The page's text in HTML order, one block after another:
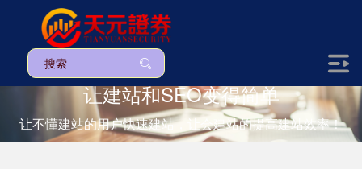
让建站和SEO变得简单
让不懂建站的用户快速建站，让会建站的提高建站效率！